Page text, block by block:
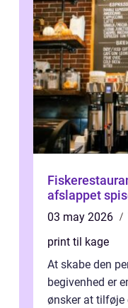
Fiskerestaurant frisk fisk,
afslappet
03 may 2026
print til kage
At skabe den
begivenhed er
ønsker at tilføje